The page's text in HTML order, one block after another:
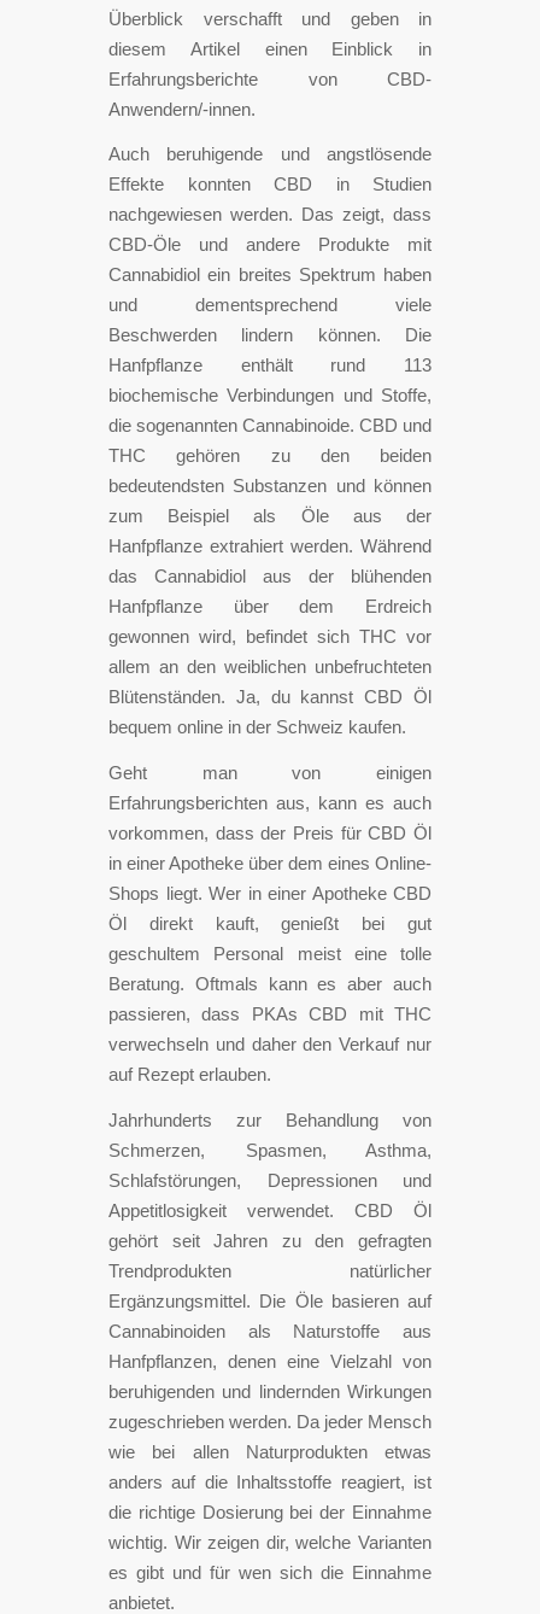
Überblick verschafft und geben in
diesem Artikel einen Einblick in
Erfahrungsberichte von CBD-
Anwendern/-innen.
Auch beruhigende und angstlösende
Effekte konnten CBD in Studien
nachgewiesen werden. Das zeigt, dass
CBD-Öle und andere Produkte mit
Cannabidiol ein breites Spektrum haben
und dementsprechend viele
Beschwerden lindern können. Die
Hanfpflanze enthält rund 113
biochemische Verbindungen und Stoffe,
die sogenannten Cannabinoide. CBD und
THC gehören zu den beiden
bedeutendsten Substanzen und können
zum Beispiel als Öle aus der
Hanfpflanze extrahiert werden. Während
das Cannabidiol aus der blühenden
Hanfpflanze über dem Erdreich
gewonnen wird, befindet sich THC vor
allem an den weiblichen unbefruchteten
Blütenständen. Ja, du kannst CBD Öl
bequem online in der Schweiz kaufen.
Geht man von einigen
Erfahrungsberichten aus, kann es auch
vorkommen, dass der Preis für CBD Öl
in einer Apotheke über dem eines Online-
Shops liegt. Wer in einer Apotheke CBD
Öl direkt kauft, genießt bei gut
geschultem Personal meist eine tolle
Beratung. Oftmals kann es aber auch
passieren, dass PKAs CBD mit THC
verwechseln und daher den Verkauf nur
auf Rezept erlauben.
Jahrhunderts zur Behandlung von
Schmerzen, Spasmen, Asthma,
Schlafstörungen, Depressionen und
Appetitlosigkeit verwendet. CBD Öl
gehört seit Jahren zu den gefragten
Trendprodukten natürlicher
Ergänzungsmittel. Die Öle basieren auf
Cannabinoiden als Naturstoffe aus
Hanfpflanzen, denen eine Vielzahl von
beruhigenden und lindernden Wirkungen
zugeschrieben werden. Da jeder Mensch
wie bei allen Naturprodukten etwas
anders auf die Inhaltsstoffe reagiert, ist
die richtige Dosierung bei der Einnahme
wichtig. Wir zeigen dir, welche Varianten
es gibt und für wen sich die Einnahme
anbietet.